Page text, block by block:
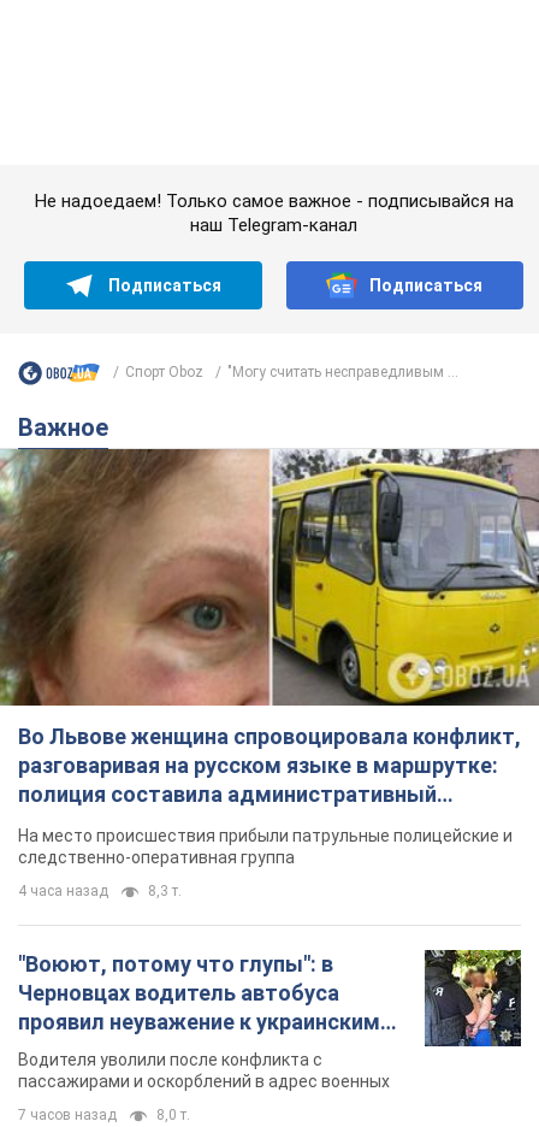
Во Львове женщина спровоцировала конфликт,
разговаривая на русском языке в маршрутке:
полиция составила административный
протокол. Видео
На место происшествия прибыли патрульные полицейские и
следственно-оперативная группа
"Воюют, потому что глупы": в
Черновцах водитель автобуса
проявил неуважение к украинским
военным и поплатился за это.
Видео
Водителя уволили после конфликта с
пассажирами и оскорблений в адрес военных
7 часов назад 8,0 т.
Киеве консультант салона красоты
оскорбил женщину после
химиотерапии, разгорелся скандал.
Фото
Сотрудник салона оценил внешность
женщины, заявив, что у нее "мужская стрижка"
37 минут назад 8,2 т.